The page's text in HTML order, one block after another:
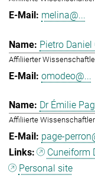
melina@...
Pietro Daniel
Affiliierter
omodeo@...
Dr Émilie
Affiliierte
page-
Cuneiform
Personal site